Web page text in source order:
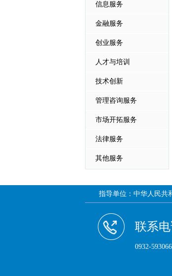
信息服务
金融服务
创业服务
人才与培训
技术创新
管理咨询服务
市场开拓服务
法律服务
其他服务
指导单位：中华人民共
联系
0932-